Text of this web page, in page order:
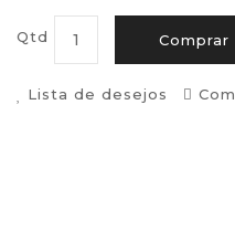
Qtd Comprar
Lista de desejos